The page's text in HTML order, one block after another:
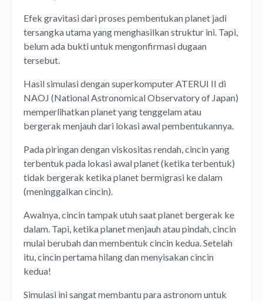
Efek gravitasi dari proses pembentukan planet jadi
tersangka utama yang menghasilkan struktur ini. Tapi,
belum ada bukti untuk mengonfirmasi dugaan
tersebut.
Hasil simulasi dengan superkomputer ATERUI II di
NAOJ (National Astronomical Observatory of Japan)
memperlihatkan planet yang tenggelam atau
bergerak menjauh dari lokasi awal pembentukannya.
Pada piringan dengan viskositas rendah, cincin yang
terbentuk pada lokasi awal planet (ketika terbentuk)
tidak bergerak ketika planet bermigrasi ke dalam
(meninggalkan cincin).
Awalnya, cincin tampak utuh saat planet bergerak ke
dalam. Tapi, ketika planet menjauh atau pindah, cincin
mulai berubah dan membentuk cincin kedua. Setelah
itu, cincin pertama hilang dan menyisakan cincin
kedua!
Simulasi ini sangat membantu para astronom untuk